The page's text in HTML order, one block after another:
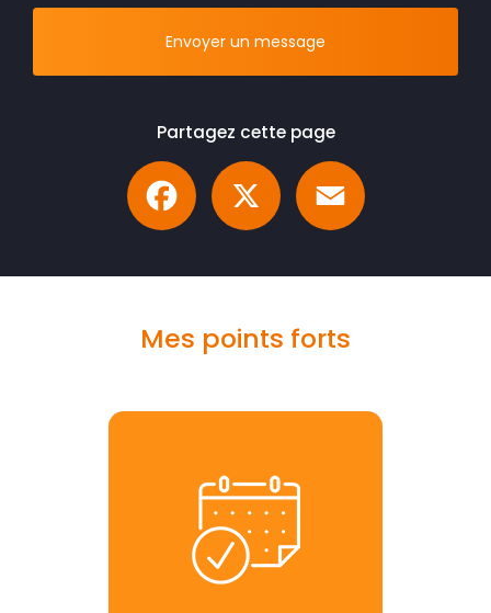
Envoyer un message
Partagez cette page
Facebook
Mes points forts